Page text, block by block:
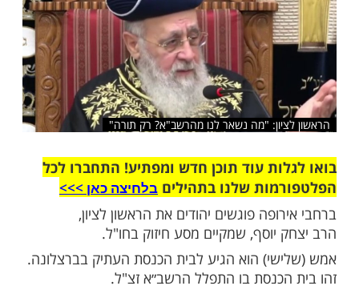
שלח לחבר
"מה נשאר לנו מהרשב"א? רק תורה"